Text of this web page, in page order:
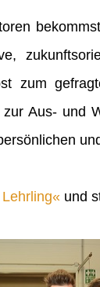
zum
Aus- und
und